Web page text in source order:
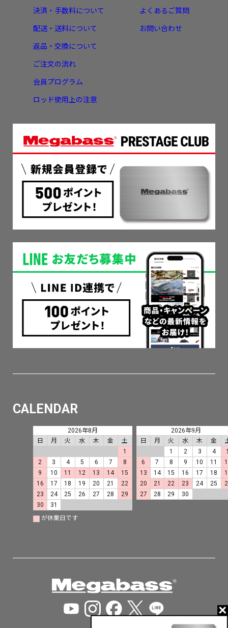
決済・手数料について
配送・送料について
返品・交換について
ご注文の流れ
会員プログラム
ロッド使用上の注意
よくあるご質問
お問い合わせ
CALENDAR
2026年8月
日
月 火 水 木 金
土
1
2
3 4 5 6 7
8
9
10 11 12 13 14
15
16
17 18 19 20 21
22
23
24 25 26 27 28
29
30
31
2026年9月
日
月 火 水 木 金
1
2 3 4
6
7 8 9 10 11
13
14 15 16 17 18
20
21 22 23 24 25
27
28 29 30
が休業日です